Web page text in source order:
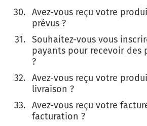
Avez-vous reçu votre
prévus ?
Souhaitez-vous vous
payants pour recevoir des
?
Avez-vous reçu votre
livraison ?
Avez-vous reçu votre
facturation ?